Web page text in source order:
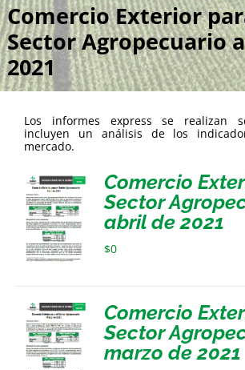
Comercio Exterior
Sector Agropecuario
2021
Los informes express se realizan
incluyen un análisis de los
mercado.
Comercio
Sector
abril de 2021
$0
Comercio
Sector
marzo de 2021